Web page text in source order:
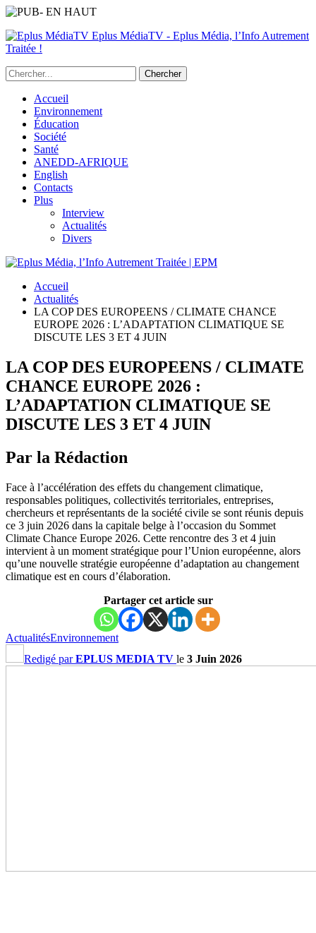
Eplus MédiaTV - Eplus Média, l’Info Autrement
Traitée !
Accueil
Environnement
Éducation
Société
Santé
ANEDD-AFRIQUE
English
Contacts
Plus
Interview
Actualités
Divers
Accueil
Actualités
LA COP DES EUROPEENS / CLIMATE CHANCE
EUROPE 2026 : L’ADAPTATION CLIMATIQUE SE
DISCUTE LES 3 ET 4 JUIN
LA COP DES EUROPEENS / CLIMATE
CHANCE EUROPE 2026 :
L’ADAPTATION CLIMATIQUE SE
DISCUTE LES 3 ET 4 JUIN
Par la Rédaction
Face à l’accélération des effets du changement climatique,
responsables politiques, collectivités territoriales, entreprises,
chercheurs et représentants de la société civile se sont réunis depuis
ce 3 juin 2026 dans la capitale belge à l’occasion du Sommet
Climate Chance Europe 2026. Cette rencontre des 3 et 4 juin
intervient à un moment stratégique pour l’Union européenne, alors
qu’une nouvelle stratégie européenne d’adaptation au changement
climatique est en cours d’élaboration.
Partager cet article sur
ActualitésEnvironnement
Redigé parEPLUS MEDIA TV le 3 Juin 2026